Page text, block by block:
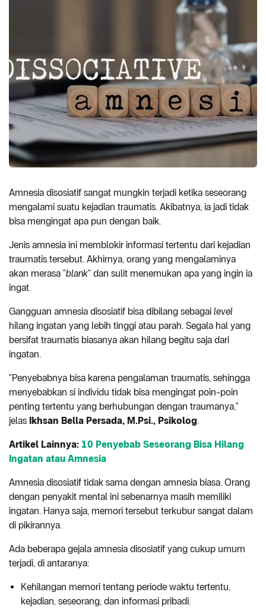
Amnesia disosiatif sangat mungkin terjadi ketika seseorang
mengalami suatu kejadian traumatis. Akibatnya, ia jadi tidak
bisa mengingat apa pun dengan baik.
Jenis amnesia ini memblokir informasi tertentu dari kejadian
traumatis tersebut. Akhirnya, orang yang mengalaminya
akan merasa "blank" dan sulit menemukan apa yang ingin ia
ingat.
Gangguan amnesia disosiatif bisa dibilang sebagai level
hilang ingatan yang lebih tinggi atau parah. Segala hal yang
bersifat traumatis biasanya akan hilang begitu saja dari
ingatan.
"Penyebabnya bisa karena pengalaman traumatis, sehingga
menyebabkan si individu tidak bisa mengingat poin-poin
penting tertentu yang berhubungan dengan traumanya,"
jelas Ikhsan Bella Persada, M.Psi., Psikolog.
Artikel Lainnya: 10 Penyebab Seseorang Bisa Hilang
Ingatan atau Amnesia
Amnesia disosiatif tidak sama dengan amnesia biasa. Orang
dengan penyakit mental ini sebenarnya masih memiliki
ingatan. Hanya saja, memori tersebut terkubur sangat dalam
di pikirannya.
Ada beberapa gejala amnesia disosiatif yang cukup umum
terjadi, di antaranya:
Kehilangan memori tentang periode waktu tertentu,
kejadian, seseorang, dan informasi pribadi.